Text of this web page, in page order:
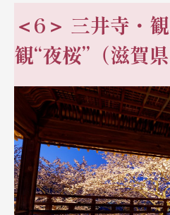
＜6＞ 三井寺・
観“夜桜”（滋賀県